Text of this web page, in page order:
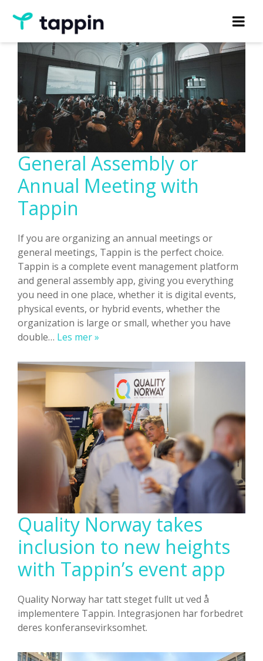
General Assembly or
Annual Meeting with
Tappin
If you are organizing an annual meetings or
general meetings, Tappin is the perfect choice.
Tappin is a complete event management platform
and general assembly app, giving you everything
you need in one place, whether it is digital events,
physical events, or hybrid events, whether the
organization is large or small, whether you have
double… Les mer »
or
Annual
Meeting
with
Tappin
Quality Norway takes
inclusion to new heights
with Tappin’s event app
Quality Norway har tatt steget fullt ut ved å
implementere Tappin. Integrasjonen har forbedret
deres konferansevirksomhet.